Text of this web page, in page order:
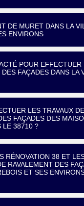
DE MURET DANS LA
ENVIRONS
POUR EFFECTUER
DES FAÇADES DANS LA
LES TRAVAUX DE
FAÇADES DES
LE 38710 ?
RÉNOVATION 38 ET
RAVALEMENT DES
ET SES